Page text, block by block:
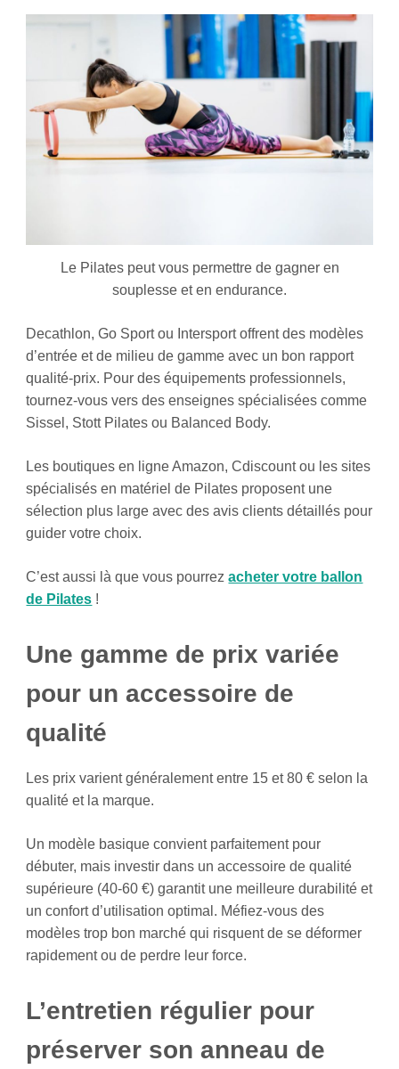
Le Pilates peut vous permettre de gagner en
souplesse et en endurance.
Decathlon, Go Sport ou Intersport offrent des modèles
d’entrée et de milieu de gamme avec un bon rapport
qualité-prix. Pour des équipements professionnels,
tournez-vous vers des enseignes spécialisées comme
Sissel, Stott Pilates ou Balanced Body.
Les boutiques en ligne Amazon, Cdiscount ou les sites
spécialisés en matériel de Pilates proposent une
sélection plus large avec des avis clients détaillés pour
guider votre choix.
C’est aussi là que vous pourrezacheter votre ballon
de Pilates !
Une gamme de prix variée
pour un accessoire de
qualité
Les prix varient généralement entre 15 et 80 € selon la
qualité et la marque.
Un modèle basique convient parfaitement pour
débuter, mais investir dans un accessoire de qualité
supérieure (40-60 €) garantit une meilleure durabilité et
un confort d’utilisation optimal. Méfiez-vous des
modèles trop bon marché qui risquent de se déformer
rapidement ou de perdre leur force.
L’entretien régulier pour
préserver son anneau de